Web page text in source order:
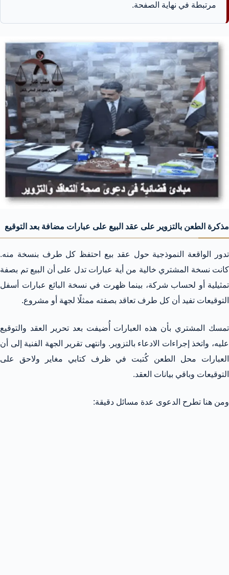
مرتبطة في نهاية الصفحة.
مذكرة الطعن بالتزوير على عقد البيع على عبارات مضافة بعد التوقيع
تدور الواقعة النموذجية حول عقد بيع احتفظ كل طرف بنسخة منه.
كانت نسخة المشتري خالية من أية عبارات تدل على أن البيع تم بصفة
تمثيلية أو لحساب شركة، بينما ظهرت في نسخة البائع عبارات أسفل
التوقيعات تفيد أن كل طرف تعاقد بصفته ممثلًا لجهة أو مشروع.
تمسك المشتري بأن هذه العبارات أُضيفت بعد تحرير العقد والتوقيع
عليه، واتخذ إجراءات الادعاء بالتزوير. وانتهى تقرير الجهة الفنية إلى أن
العبارات محل الطعن كُتبت في ظرف كتابي مغاير ولاحق على
التوقيعات وباقي بيانات العقد.
ومن هنا تطرح الدعوى عدة مسائل دقيقة: